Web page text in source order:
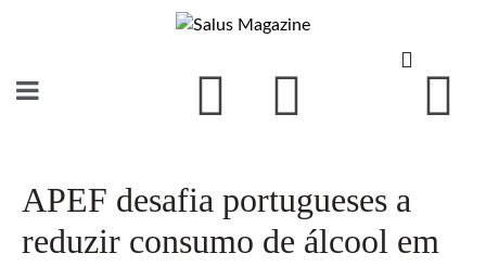
APEF desafia portugueses a
reduzir consumo de álcool em